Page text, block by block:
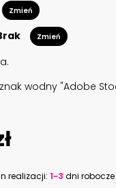
Zmień
Zmień
wodny "Adobe
realizacji: 1-3 dni robocze